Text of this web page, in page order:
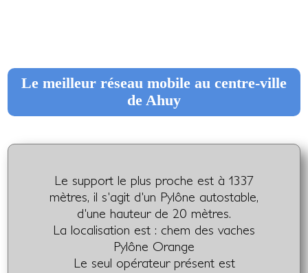
Le meilleur réseau mobile au centre-ville
de Ahuy
Le support le plus proche est à 1337
mètres, il s'agit d'un Pylône autostable,
d'une hauteur de 20 mètres.
La localisation est : chem des vaches
Pylône Orange
Le seul opérateur présent est